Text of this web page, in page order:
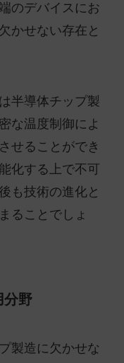
のデバイスにお
かせない存在と
半導体チップ製
な温度制御によ
せることができ
化する上で不可
も技術の進化と
ることでしょ
分野
製造に欠かせな